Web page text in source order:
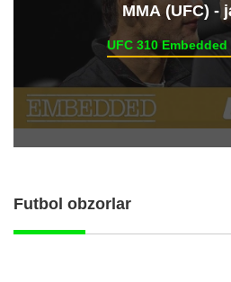
ММА (UFC) -
UFC 310 Embedded
Futbol obzorlar